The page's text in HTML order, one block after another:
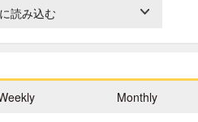
読み込む
Monthly